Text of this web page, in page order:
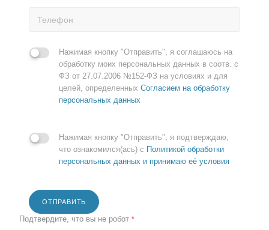
Нажимая кнопку "Отправить", я соглашаюсь на
обработку моих персональных данных в соотв. с
ФЗ от 27.07.2006 №152-ФЗ на условиях и для
целей, определенных Согласием на обработку
персональных данных
Нажимая кнопку "Отправить", я подтверждаю,
что ознакомился(ась) с Политикой обработки
персональных данных и принимаю её условия
ОТПРАВИТЬ
Подтвердите, что вы не робот *